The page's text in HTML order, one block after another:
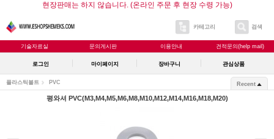
현장판매는 하지 않습니다. (온라인 주문 후 현장 수령 가능)
카테고리 검색
기술자료실 문의게시판 이용안내 견적문의(help mail)
로그인 마이페이지 장바구니 관심상품
플라스틱볼트 PVC Recent
평와셔 PVC(M3,M4,M5,M6,M8,M10,M12,M14,M16,M18,M20)